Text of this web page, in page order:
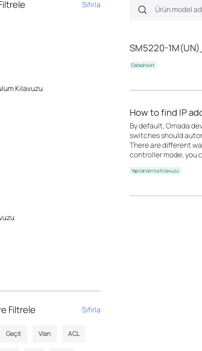
Sıfırla
Kılavuzu
Filtrele Sıfırla
Geçit Vlan ACL
SM5220-
Datasheet
How to find IP
By default, Omada
switches should
There are different
controller mode, you
Yapılandırma Kılavuzu